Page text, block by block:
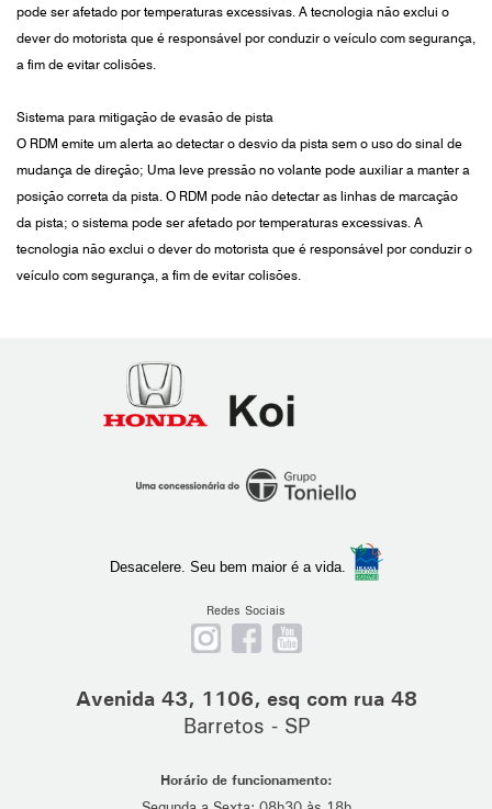
pode ser afetado por temperaturas excessivas. A tecnologia não exclui o
dever do motorista que é responsável por conduzir o veículo com segurança,
a fim de evitar colisões.
Sistema para mitigação de evasão de pista
O RDM emite um alerta ao detectar o desvio da pista sem o uso do sinal de
mudança de direção; Uma leve pressão no volante pode auxiliar a manter a
posição correta da pista. O RDM pode não detectar as linhas de marcação
da pista; o sistema pode ser afetado por temperaturas excessivas. A
tecnologia não exclui o dever do motorista que é responsável por conduzir o
veículo com segurança, a fim de evitar colisões.
Honda
Ribeirão
Desacelere. Seu bem maior é a vida.
Redes Sociais
Nos
siga
no
Instagram
Curta
nossa
página
no
Facebook
Se
escreva
nosso
canal
Youtube
Avenida 43, 1106, esq com rua 48
Barretos - SP
Horário de funcionamento: